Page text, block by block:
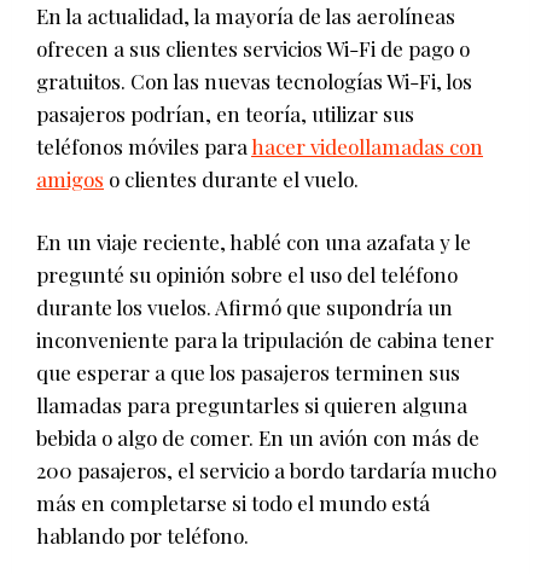
En la actualidad, la mayoría de las aerolíneas
ofrecen a sus clientes servicios Wi-Fi de pago o
gratuitos. Con las nuevas tecnologías Wi-Fi, los
pasajeros podrían, en teoría, utilizar sus
teléfonos móviles parahacer videollamadas con
amigos o clientes durante el vuelo.
En un viaje reciente, hablé con una azafata y le
pregunté su opinión sobre el uso del teléfono
durante los vuelos. Afirmó que supondría un
inconveniente para la tripulación de cabina tener
que esperar a que los pasajeros terminen sus
llamadas para preguntarles si quieren alguna
bebida o algo de comer. En un avión con más de
200 pasajeros, el servicio a bordo tardaría mucho
más en completarse si todo el mundo está
hablando por teléfono.